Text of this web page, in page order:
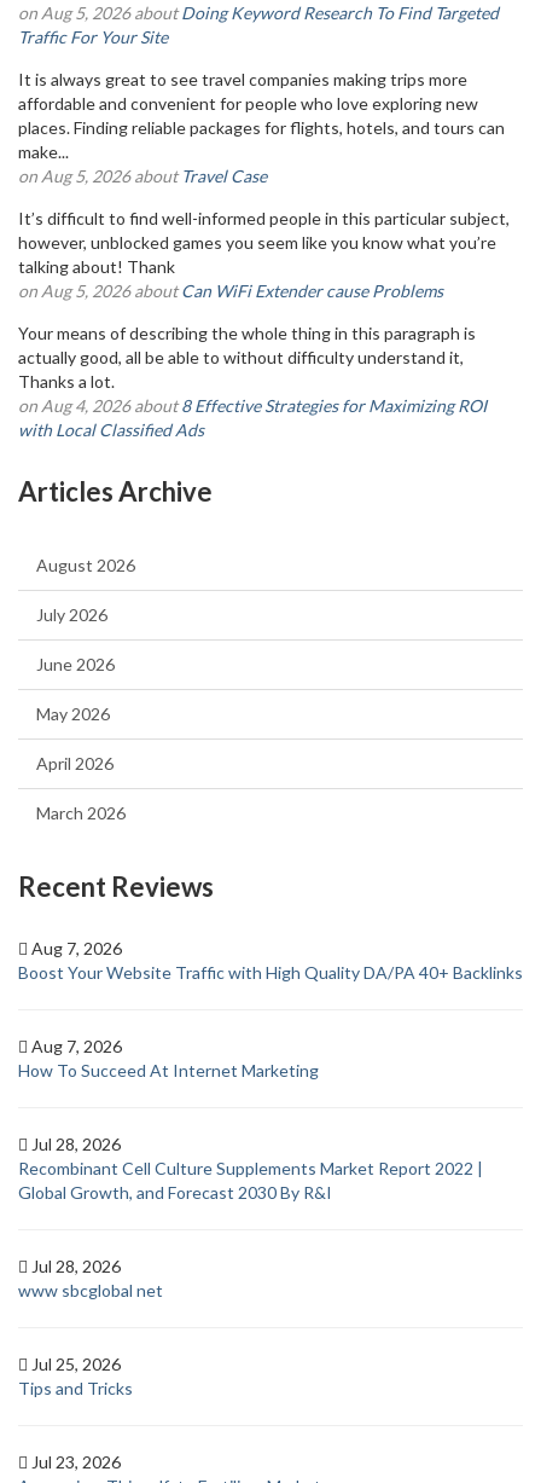
on Aug 5, 2026 aboutDoing Keyword Research To Find Targeted
Traffic For Your Site
It is always great to see travel companies making trips more
affordable and convenient for people who love exploring new
places. Finding reliable packages for flights, hotels, and tours can
make...
on Aug 5, 2026 aboutTravel Case
It’s difficult to find well-informed people in this particular subject,
however, unblocked games you seem like you know what you’re
talking about! Thank
on Aug 5, 2026 aboutCan WiFi Extender cause Problems
Your means of describing the whole thing in this paragraph is
actually good, all be able to without difficulty understand it,
Thanks a lot.
on Aug 4, 2026 about8 Effective Strategies for Maximizing ROI
with Local Classified Ads
Articles Archive
August 2026
July 2026
June 2026
May 2026
April 2026
March 2026
Recent Reviews
Aug 7, 2026
Boost Your Website Traffic with High Quality DA/PA 40+ Backlinks
Aug 7, 2026
How To Succeed At Internet Marketing
Jul 28, 2026
Recombinant Cell Culture Supplements Market Report 2022 |
Global Growth, and Forecast 2030 By R&I
Jul 28, 2026
www sbcglobal net
Jul 25, 2026
Tips and Tricks
Jul 23, 2026